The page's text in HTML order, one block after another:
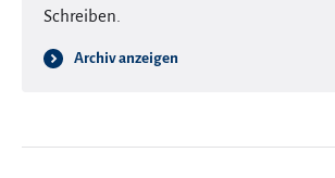
Schreiben.
Archiv anzeigen